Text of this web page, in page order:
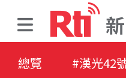
總覽 #漢光42